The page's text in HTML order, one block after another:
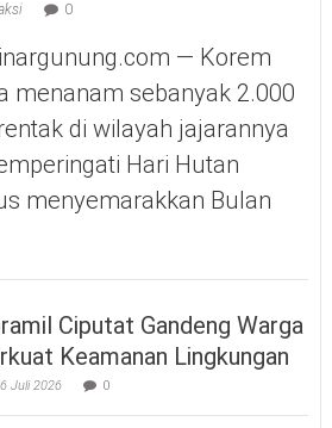
0
— Korem
menanam sebanyak 2.000
di wilayah jajarannya
Hari Hutan
menyemarakkan Bulan
Ciputat Gandeng Warga
Keamanan Lingkungan
Juli 2026 0